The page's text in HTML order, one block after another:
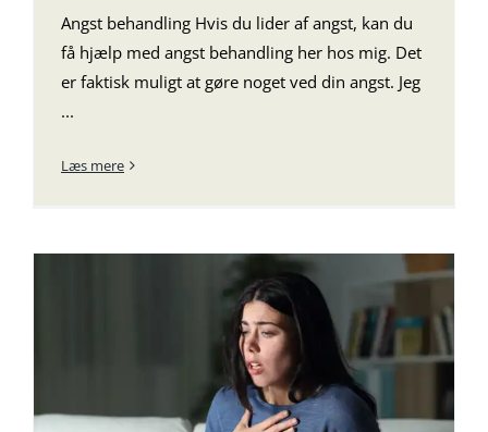
Angst behandling Hvis du lider af angst, kan du
få hjælp med angst behandling her hos mig. Det
er faktisk muligt at gøre noget ved din angst. Jeg
...
Læs mere